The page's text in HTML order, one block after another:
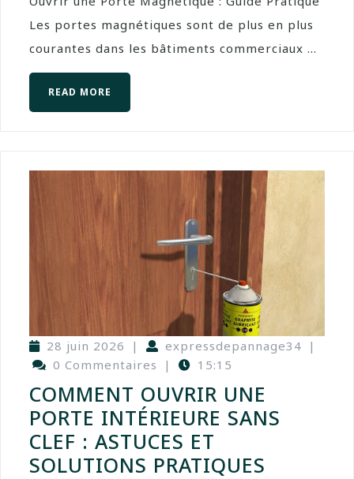
Les portes magnétiques sont de plus en plus
courantes dans les bâtiments commerciaux ...
READ MORE
28 juin 2026 | expressdepannage34 |
0 Commentaires
| 15:15
COMMENT OUVRIR UNE
PORTE INTÉRIEURE SANS
CLEF : ASTUCES ET
SOLUTIONS PRATIQUES